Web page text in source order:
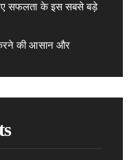
सफलता के इस सबसे बड़े
की आसान और